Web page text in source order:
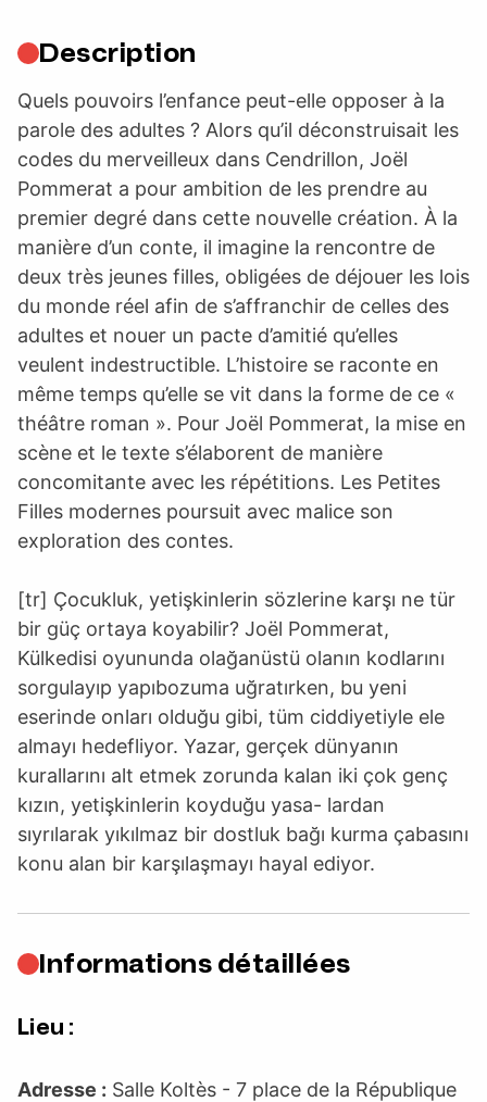
Description
Quels pouvoirs l’enfance peut-elle opposer à la
parole des adultes ? Alors qu’il déconstruisait les
codes du merveilleux dans Cendrillon, Joël
Pommerat a pour ambition de les prendre au
premier degré dans cette nouvelle création. À la
manière d’un conte, il imagine la rencontre de
deux très jeunes filles, obligées de déjouer les lois
du monde réel afin de s’affranchir de celles des
adultes et nouer un pacte d’amitié qu’elles
veulent indestructible. L’histoire se raconte en
même temps qu’elle se vit dans la forme de ce «
théâtre roman ». Pour Joël Pommerat, la mise en
scène et le texte s’élaborent de manière
concomitante avec les répétitions. Les Petites
Filles modernes poursuit avec malice son
exploration des contes.
[tr] Çocukluk, yetişkinlerin sözlerine karşı ne tür
bir güç ortaya koyabilir? Joël Pommerat,
Külkedisi oyununda olağanüstü olanın kodlarını
sorgulayıp yapıbozuma uğratırken, bu yeni
eserinde onları olduğu gibi, tüm ciddiyetiyle ele
almayı hedefliyor. Yazar, gerçek dünyanın
kurallarını alt etmek zorunda kalan iki çok genç
kızın, yetişkinlerin koyduğu yasa- lardan
sıyrılarak yıkılmaz bir dostluk bağı kurma çabasını
konu alan bir karşılaşmayı hayal ediyor.
Informations détaillées
Lieu :
Adresse : Salle Koltès - 7 place de la République